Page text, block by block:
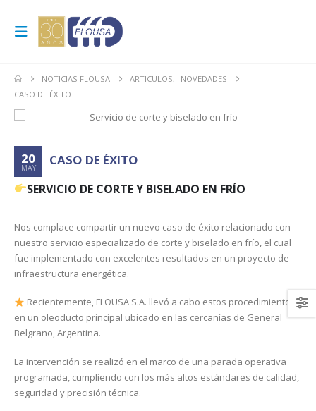
NOTICIAS FLOUSA ARTICULOS,
NOVEDADES
CASO DE ÉXITO
20
MAY CASO DE ÉXITO
SERVICIO DE CORTE Y BISELADO EN FRÍO
Nos complace compartir un nuevo caso de éxito relacionado con
nuestro servicio especializado de corte y biselado en frío, el cual
fue implementado con excelentes resultados en un proyecto de
infraestructura energética.
Recientemente, FLOUSA S.A. llevó a cabo estos procedimientos
en un oleoducto principal ubicado en las cercanías de General
Belgrano, Argentina.
La intervención se realizó en el marco de una parada operativa
programada, cumpliendo con los más altos estándares de calidad,
seguridad y precisión técnica.